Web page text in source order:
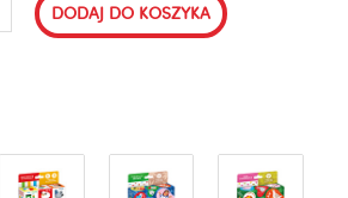
DODAJ DO KOSZYKA